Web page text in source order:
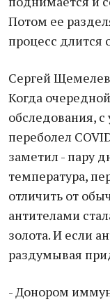
Потом ее
процесс длится
Сергей
Когда
обследования,
переболел
заметил - пару
температура,
отличить от
антителами
золота. И если
раздумывая
- Донором